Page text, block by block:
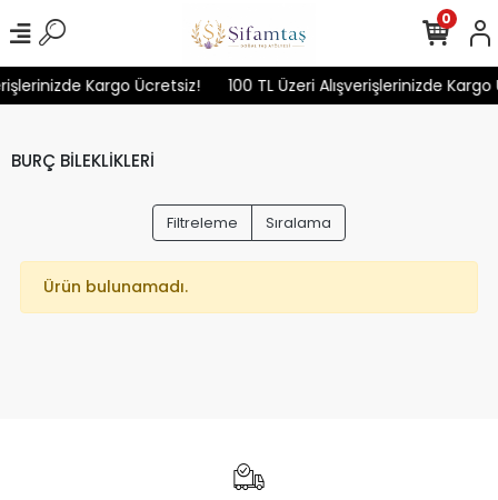
Kargo Ücretsiz! 100 TL Üzeri Alışverişlerinizde Kargo
0
BURÇ BİLEKLİKLERİ
Filtreleme Sıralama
Ürün bulunamadı.